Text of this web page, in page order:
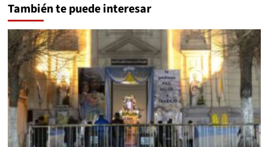
También te puede interesar